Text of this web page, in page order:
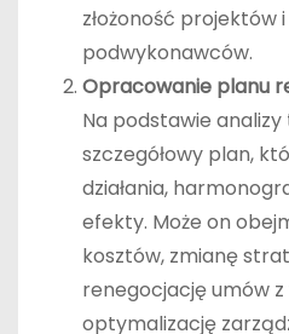
złożoność projektów
podwykonawców.
Opracowanie planu
Na podstawie
szczegółowy plan,
działania,
efekty. Może on
kosztów, zmianę
renegocjację umów
optymalizację